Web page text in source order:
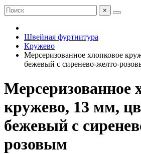
×
Швейная фуртнитура
Кружево
Мерсеризованное хлопковое
бежевый с сиренево-желто-
Мерсеризованное
кружево, 13 мм,
бежевый с
розовым